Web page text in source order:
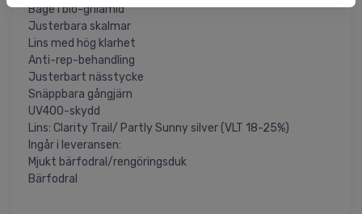
Båge i bio-grilamid
Justerbara skalmar
Lins med hög klarhet
Anti-rep-behandling
Justerbart nässtycke
Snäppbara gångjärn
UV400-skydd
Lins: Clarity Trail/ Partly Sunny silver (VLT 18-25%)
Ingår i leveransen:
Mjukt bärfodral/rengöringsduk
Bärfodral